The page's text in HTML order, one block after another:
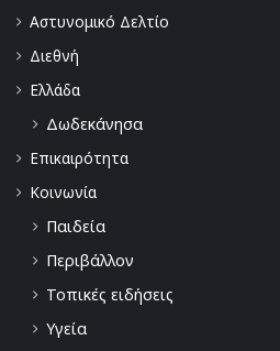
Αστυνομικό Δελτίο
Διεθνή
Ελλάδα
Δωδεκάνησα
Επικαιρότητα
Κοινωνία
Παιδεία
Περιβάλλον
Τοπικές ειδήσεις
Υγεία